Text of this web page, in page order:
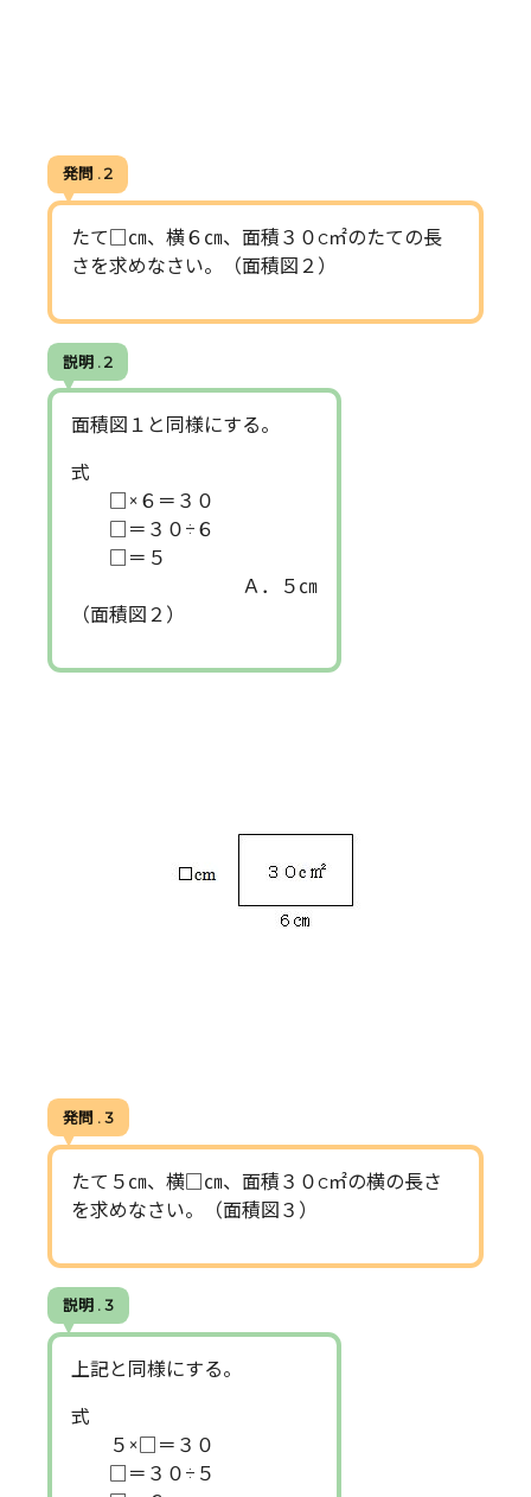
発問 . 2
たて□㎝、横６㎝、面積３０c㎡のたての長
さを求めなさい。（面積図２）
説明 . 2
面積図１と同様にする。
式
□×６＝３０
□＝３０÷６
□＝５
Ａ．５㎝
（面積図２）
発問 . 3
たて５㎝、横□㎝、面積３０c㎡の横の長さ
を求めなさい。（面積図３）
説明 . 3
上記と同様にする。
式
５×□＝３０
□＝３０÷５